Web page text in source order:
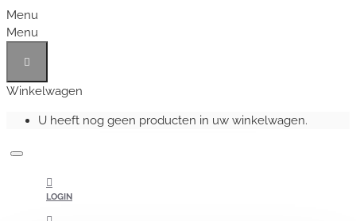
Menu
Menu
Winkelwagen
U heeft nog geen producten in uw winkelwagen.
LOGIN